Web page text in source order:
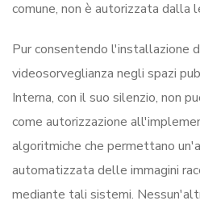
comune, non è autorizzata dalla
Pur consentendo l'installazione
videosorveglianza negli spazi
Interna, con il suo silenzio, non
come autorizzazione
algoritmiche che permettano
automatizzata delle immagini
mediante tali sistemi.